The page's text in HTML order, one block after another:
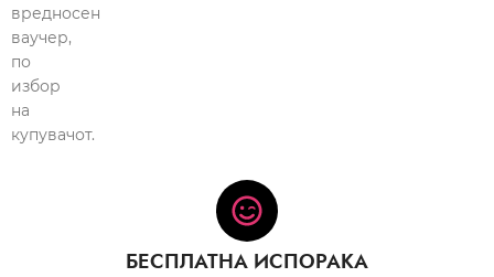
вредносен
ваучер,
по
избор
на
купувачот.
БЕСПЛАТНА ИСПОРАКА